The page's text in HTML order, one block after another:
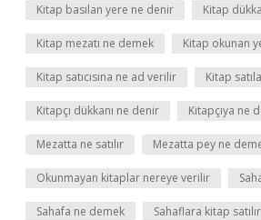
Kitap basılan yere ne denir Kitap
Kitap mezatı ne demek Kitap okunan
Kitap satıcısına ne ad verilir Kitap
Kitapçı dükkanı ne denir Kitapçıya ne
Mezatta ne satılır Mezatta pey ne
Okunmayan kitaplar nereye verilir
Sahafa ne demek Sahaflara kitap satılır